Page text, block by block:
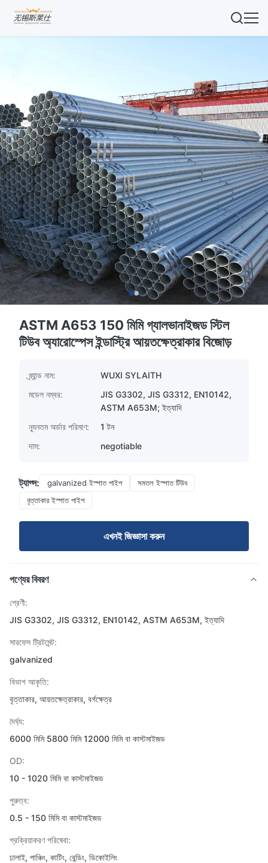
ASTM A653 150 মিমি গ্যালভানাইজড স্টিল
টিউব অ্যারোস্পেস ইন্ডাস্ট্রি আয়তক্ষেত্রাকার বিজোড়
ব্র্যান্ড নাম:
WUXI SYLAITH
মডেল নম্বর:
JIS G3302, JIS G3312, EN10142,
ASTM A653M; ইত্যাদি
ন্যূনতম অর্ডার পরিমাণ:
1 টন
দাম:
negotiable
ট্যাগ্স: galvanized ইস্পাত পাইপ
সমতল ইস্পাত টিউব
বৃত্তাকার ইস্পাত পাইপ
এখনই জিজ্ঞাসা করুন
পণ্যের বিবরণ
শ্রেণী:
JIS G3302, JIS G3312, EN10142, ASTM A653M, ইত্যাদি
সারফেস ট্রিটমেন্ট:
galvanized
বিভাগ আকৃতি:
বৃত্তাকার, আয়তক্ষেত্রাকার, বর্গক্ষেত্র
দৈর্ঘ্য:
6000 মিমি 5800 মিমি 12000 মিমি বা কাস্টমাইজড
OD:
10 - 1020 মিমি বা কাস্টমাইজড
পুরুত্ব:
0.5 - 150 মিমি বা কাস্টমাইজড
প্রক্রিয়াকরণ পরিষেবা:
ঢালাই, পাঞ্চিং, কাটিং, বেন্ডিং, ডিকোইলিং